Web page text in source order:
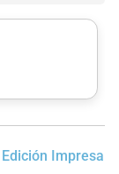
Edición Impresa